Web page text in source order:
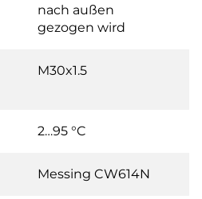
nach außen
gezogen wird
M30x1.5
2…95 °C
Messing CW614N